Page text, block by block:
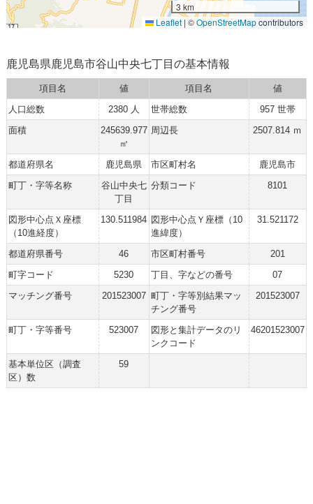
3 km
Leaflet | ©OpenStreetMapcontributors
鹿児島県鹿児島市谷山中央七丁目の基本情報
項目名 値 項目名
値
人口総数
2380 人 世帯総数
957 世帯
面積
245639.977
㎡
周辺長 2507.814 ｍ
都道府県名 鹿児島県 市区町村名
鹿児島市
町丁・字等名称
谷山中央七
丁目
分類コード 8101
図形中心点Ｘ座標
（10進経度）
130.511984 図形中心点Ｙ座標（10
進緯度）
31.521172
都道府県番号 46 市区町村番号
201
町字コード
5230 丁目、字などの番号
07
マッチング番号
201523007 町丁・字等別結果マッ
チング番号
201523007
町丁・字等番号 523007
図形と集計データのリ
ンクコード
46201523007
基本単位区（調査
区）数
59